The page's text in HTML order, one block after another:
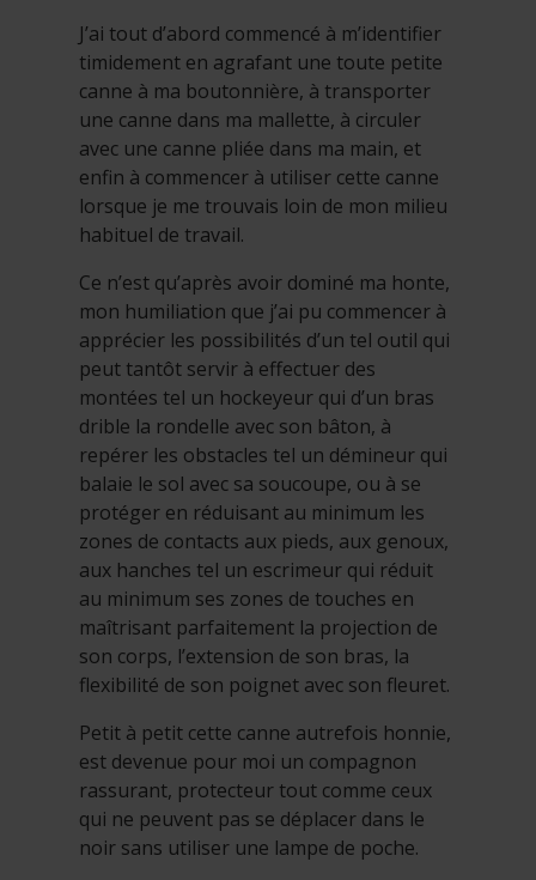
J’ai tout d’abord commencé à m’identifier
timidement en agrafant une toute petite
canne à ma boutonnière, à transporter
une canne dans ma mallette, à circuler
avec une canne pliée dans ma main, et
enfin à commencer à utiliser cette canne
lorsque je me trouvais loin de mon milieu
habituel de travail.
Ce n’est qu’après avoir dominé ma honte,
mon humiliation que j’ai pu commencer à
apprécier les possibilités d’un tel outil qui
peut tantôt servir à effectuer des
montées tel un hockeyeur qui d’un bras
drible la rondelle avec son bâton, à
repérer les obstacles tel un démineur qui
balaie le sol avec sa soucoupe, ou à se
protéger en réduisant au minimum les
zones de contacts aux pieds, aux genoux,
aux hanches tel un escrimeur qui réduit
au minimum ses zones de touches en
maîtrisant parfaitement la projection de
son corps, l’extension de son bras, la
flexibilité de son poignet avec son fleuret.
Petit à petit cette canne autrefois honnie,
est devenue pour moi un compagnon
rassurant, protecteur tout comme ceux
qui ne peuvent pas se déplacer dans le
noir sans utiliser une lampe de poche.